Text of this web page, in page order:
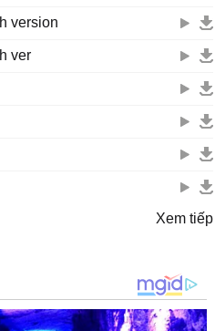
version
ver
Xem tiếp